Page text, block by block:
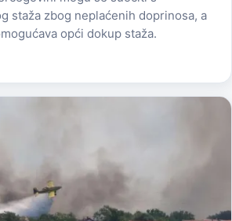
staža zbog neplaćenih doprinosa, a
opći dokup staža.